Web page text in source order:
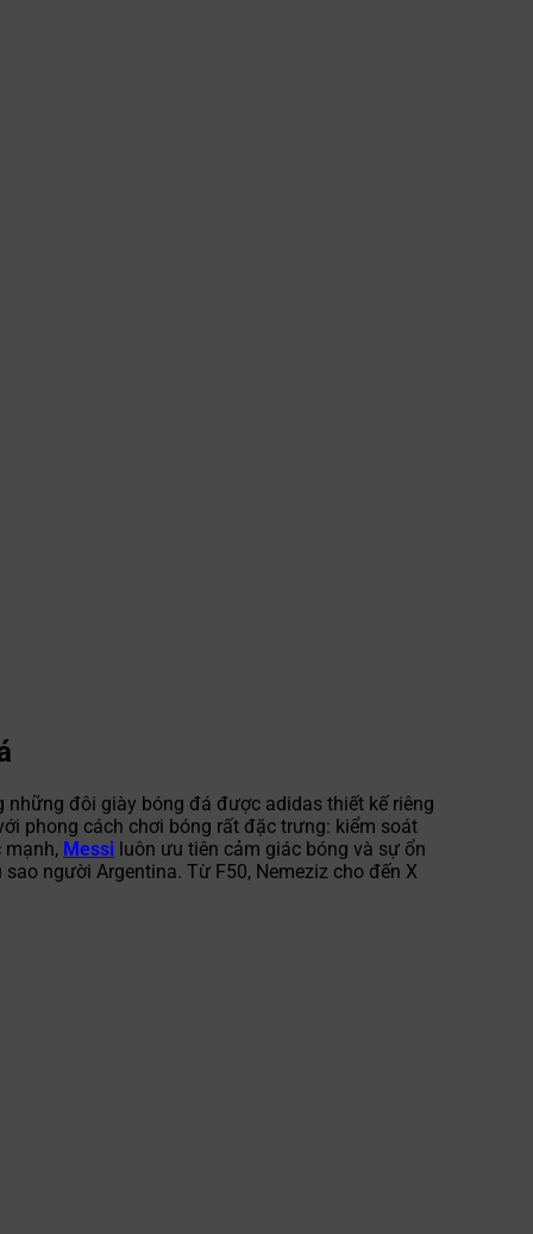
đôi giày bóng đá được adidas thiết kế riêng
phong cách chơi bóng rất đặc trưng: kiểm soát
mạnh, Messi luôn ưu tiên cảm giác bóng và sự ổn
người Argentina. Từ F50, Nemeziz cho đến X